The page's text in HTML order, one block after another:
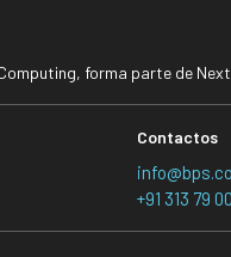
forma parte de
Contactos
+91 313 79 00